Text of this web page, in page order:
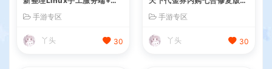
建教程+全套源码+视频教程
手游专区
丫头 30
+Linux手工服务端+管理后台
+GM授权后台+简易安卓客户
端+详细搭建教程+视频教程
手游专区
丫头 30